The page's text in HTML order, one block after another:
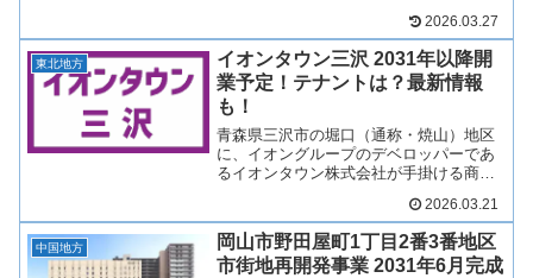
に完成予定！すでに開業している東棟と
接続し、低層階から中層階にかけて首都
圏最大級の商業施設...
2026.03.27
東北地方
イオンタウン三沢 2031年以降開
業予定！テナントは？最新情報
も！
青森県三沢市の堀口（通称・焼山）地区
に、イオングループのデベロッパーであ
るイオンタウン株式会社が手掛ける商業
2031年〜2032年頃に開業予定！スーパー
マーケットを中心に、ドラッグストアや
100円ショップな...
2026.03.21
中国地方
岡山市野田屋町1丁目2番3番地区
市街地再開発事業 2031年6月完成